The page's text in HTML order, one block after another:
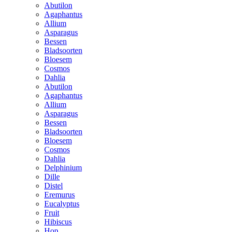
Abutilon
Agaphantus
Allium
Asparagus
Bessen
Bladsoorten
Bloesem
Cosmos
Dahlia
Abutilon
Agaphantus
Allium
Asparagus
Bessen
Bladsoorten
Bloesem
Cosmos
Dahlia
Delphinium
Dille
Distel
Eremurus
Eucalyptus
Fruit
Hibiscus